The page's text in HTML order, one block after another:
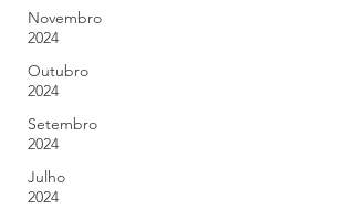
Novembro
2024
Outubro
2024
Setembro
2024
Julho
2024